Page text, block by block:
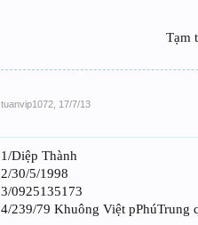
Tạm
tuanvip1072 17/7/13
1/Diệp Thành
2/30/5/1998
3/0925135173
4/239/79 Khuông Việt pPhúTrung